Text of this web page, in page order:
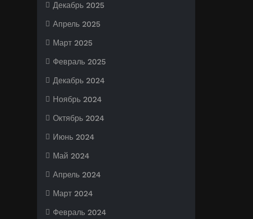
Декабрь 2025
Апрель 2025
Март 2025
Февраль 2025
Декабрь 2024
Ноябрь 2024
Октябрь 2024
Июнь 2024
Май 2024
Апрель 2024
Март 2024
Февраль 2024